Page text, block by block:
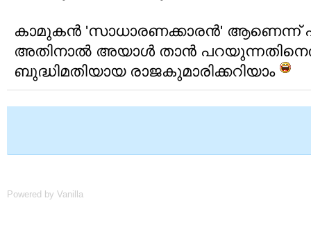
കാമുകന്‍ 'സാധാരണക്കാരന്‍' ആണെന്ന്
അതിനാല്‍ അയാള്‍ താന്‍
ബുദ്ധിമതിയായ രാജകുമാരിക്കറിയാം
Powered by Vanilla